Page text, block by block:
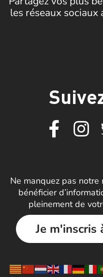
les réseaux
Ne manquez pas
bénéficier
pleinement de
Je